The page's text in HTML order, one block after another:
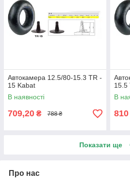
Автокамера 12.5/80-15.3 TR -
15 Kabat
В наявності
709,20 ₴ 788 ₴
15.5
В
810
Показати ще
Про нас